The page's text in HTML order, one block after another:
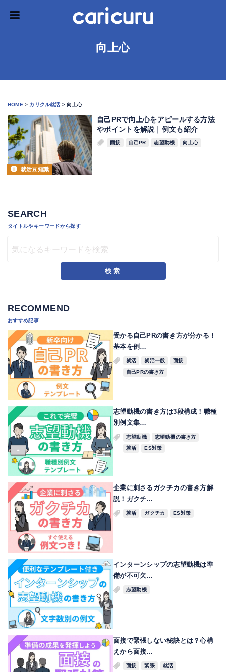
向上心
HOME > カリクル就活 >向上心
就活豆知識
自己PRで向上心をアピールする方法
やポイントを解説｜例文も紹介
面接 自己PR 志望動機 向上心
SEARCH
タイトルやキーワードから探す
検索
RECOMMEND
おすすめ記事
受かる自己PRの書き方が分かる！
基本を例…
就活 就活一般
面接
自己PRの書き方
志望動機の書き方は3段構成！職種
別例文集…
志望動機
志望動機の書き方
就活
ES対策
企業に刺さるガクチカの書き方解
説！ガクチ…
就活 ガクチカ ES対策
インターンシップの志望動機は準
備が不可欠…
志望動機
面接で緊張しない秘訣とは？心構
えから面接…
面接 緊張 就活